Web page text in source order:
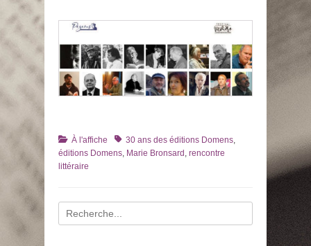
Catégories
À l'affiche Tags30 ans des éditions Domens
éditions Domens Marie Bronsard rencontre
littéraire
Recherche
pour